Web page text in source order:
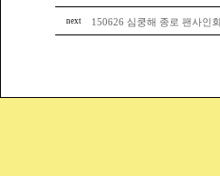
next 150626 심쿵해 종로 팬사인회